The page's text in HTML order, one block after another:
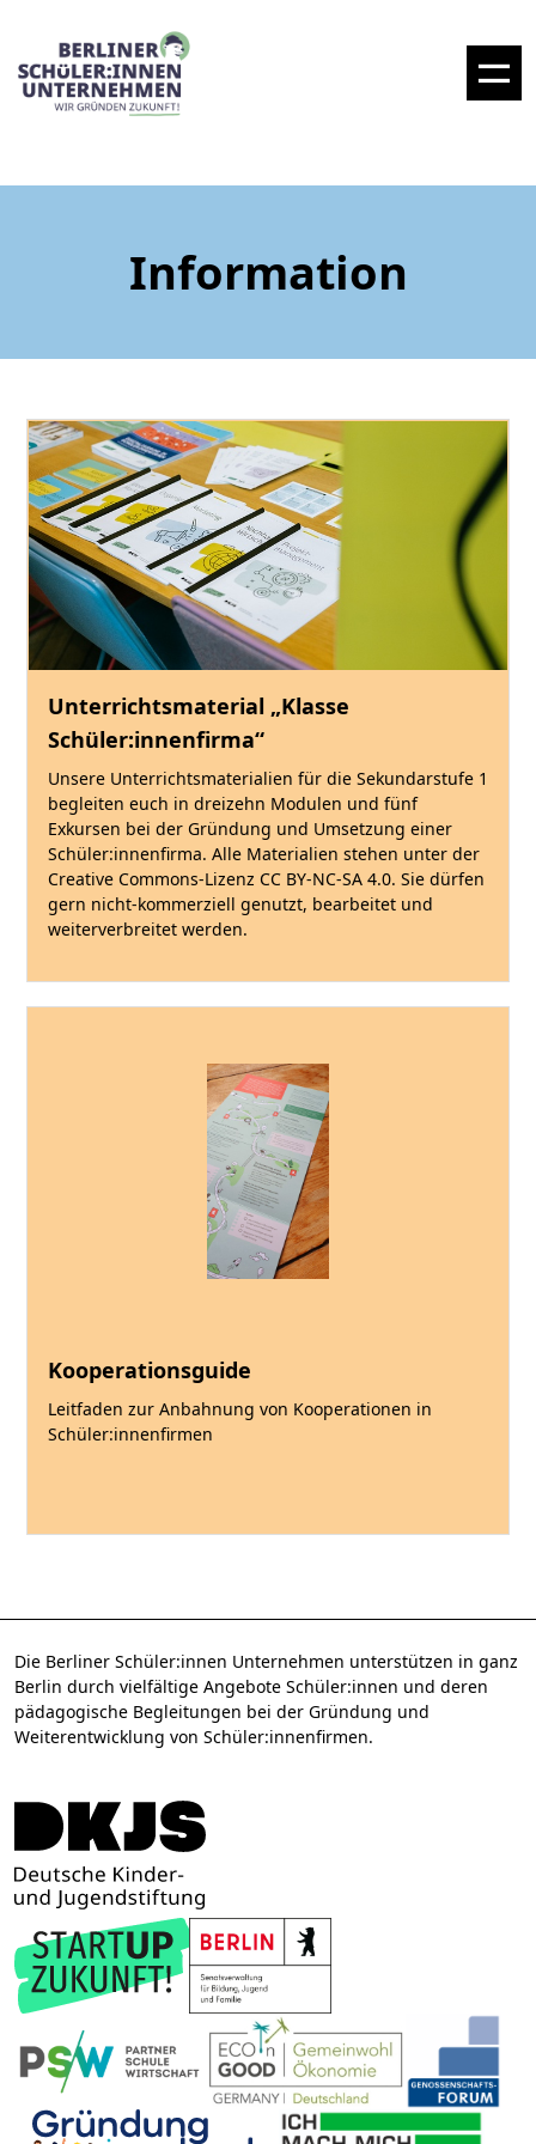
Information
Unterrichtsmaterial „Klasse
Schüler:innenfirma“
Unsere Unterrichtsmaterialien für die Sekundarstufe 1
begleiten euch in dreizehn Modulen und fünf
Exkursen bei der Gründung und Umsetzung einer
Schüler:innenfirma. Alle Materialien stehen unter der
Creative Commons-Lizenz CC BY-NC-SA 4.0. Sie dürfen
gern nicht-kommerziell genutzt, bearbeitet und
weiterverbreitet werden.
Kooperationsguide
Leitfaden zur Anbahnung von Kooperationen in
Schüler:innenfirmen
Die Berliner Schüler:innen Unternehmen unterstützen in ganz
Berlin durch vielfältige Angebote Schüler:innen und deren
pädagogische Begleitungen bei der Gründung und
Weiterentwicklung von Schüler:innenfirmen.